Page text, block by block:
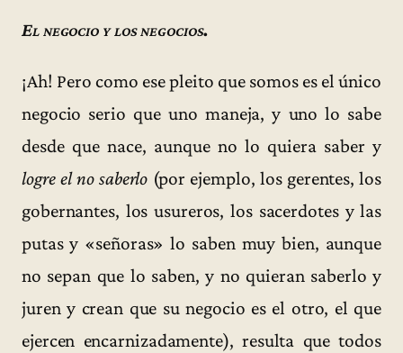
El negocio y los negocios.
¡Ah! Pero como ese pleito que somos es el único
negocio serio que uno maneja, y uno lo sabe
desde que nace, aunque no lo quiera saber y
logre el no saberlo (por ejemplo, los gerentes, los
gobernantes, los usureros, los sacerdotes y las
putas y «señoras» lo saben muy bien, aunque
no sepan que lo saben, y no quieran saberlo y
juren y crean que su negocio es el otro, el que
ejercen encarnizadamente), resulta que todos